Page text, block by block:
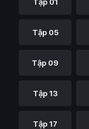
Tập 05
Tập 09
Tập 13
Tập 17